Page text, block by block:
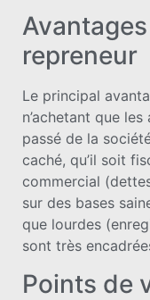
repreneur
Le principal
n’achetant que
passé de la
caché, qu’il soit
commercial
sur des bases
que lourdes
sont très
Points de